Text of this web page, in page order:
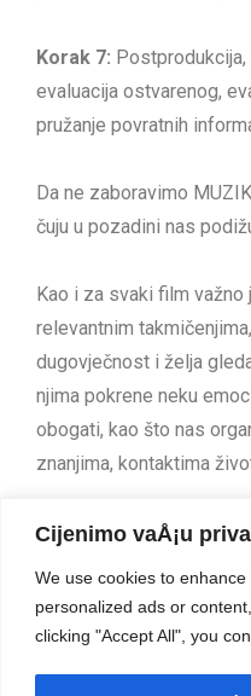
Cijenimo vaÅ¡u
We use cookies to
personalized ads or
clicking "Accept All", you
Korak 7: Postprodukcija,
evaluacija ostvarenog,
pružanje povratnih
Da ne zaboravimo
čuju u pozadini nas
Kao i za svaki film važno
relevantnim
dugovječnost i želja
njima pokrene neku
obogati, kao što nas
znanjima, kontaktima
PRETHODNI ČLANAK